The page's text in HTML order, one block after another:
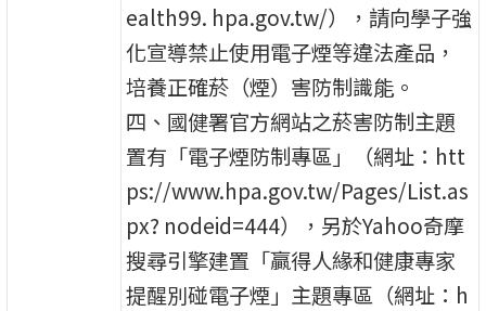
ealth99. hpa.gov.tw/），請向學子強
化宣導禁止使用電子煙等違法產品，
培養正確菸（煙）害防制識能。
四、國健署官方網站之菸害防制主題
置有「電子煙防制專區」（網址：htt
ps://www.hpa.gov.tw/Pages/List.as
px? nodeid=444），另於Yahoo奇摩
搜尋引擎建置「贏得人緣和健康專家
提醒別碰電子煙」主題專區（網址：h